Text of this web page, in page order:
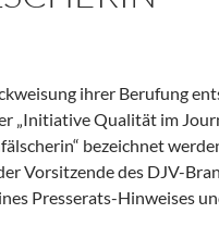
ihrer Berufung
„Initiative Qualität im
bezeichnet
Vorsitzende des DJV-
Presserats-Hinweises